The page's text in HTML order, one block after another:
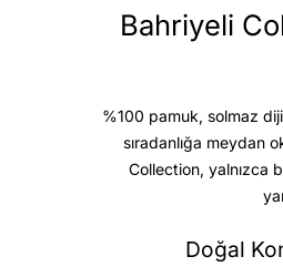
Bahriyeli
%100 pamuk, solmaz
sıradanlığa meydan
Collection, yalnızca
Doğal